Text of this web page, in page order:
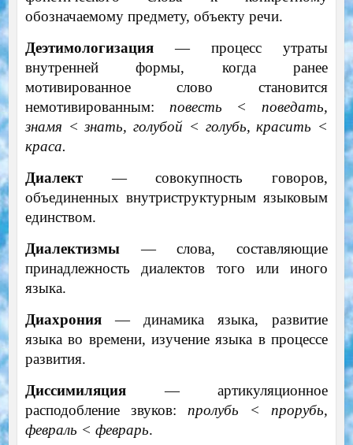
обозначаемому предмету, объекту речи.
Деэтимологизация— процесс утраты
внутренней формы, когда ранее
мотивированное слово становится
немотивированным: повесть < поведать,
знамя < знать, голубой < голубь, красить <
краса.
Диалект— совокупность говоров,
объединенных внутриструктурным языковым
единством.
Диалектизмы— слова, составляющие
принадлежность диалектов того или иного
языка.
Диахрония— динамика языка, развитие
языка во времени, изучение языка в процессе
развития.
Диссимиляция— артикуляционное
расподобление звуков: пролубь < прорубь,
февраль < феврарь.